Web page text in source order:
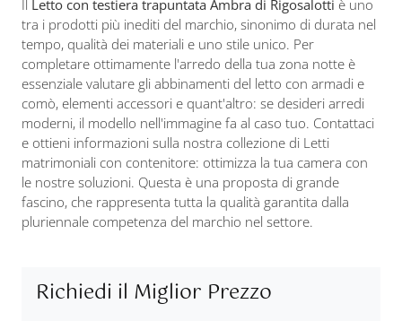
Letto con testiera trapuntata Ambra di Rigosalotti è uno
tra i prodotti più inediti del marchio, sinonimo di durata nel
tempo, qualità dei materiali e uno stile unico. Per
completare ottimamente l'arredo della tua zona notte è
essenziale valutare gli abbinamenti del letto con armadi e
comò, elementi accessori e quant'altro: se desideri arredi
moderni, il modello nell'immagine fa al caso tuo. Contattaci
e ottieni informazioni sulla nostra collezione di Letti
matrimoniali con contenitore: ottimizza la tua camera con
le nostre soluzioni. Questa è una proposta di grande
fascino, che rappresenta tutta la qualità garantita dalla
pluriennale competenza del marchio nel settore.
Richiedi il Miglior Prezzo